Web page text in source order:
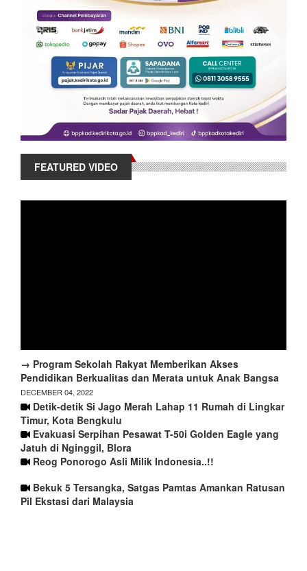
FEATURED VIDEO
→ Program Sekolah Rakyat Memberikan Akses
Pendidikan Berkualitas dan Merata untuk Anak Bangsa
DECEMBER 04, 2022
Detik-detik Si Jago Merah Lahap 11 Rumah di Lingkar
Timur, Kota Bengkulu
Evakuasi Serpihan Pesawat T-50i Golden Eagle yang
Jatuh di Nginggil, Blora
Reog Ponorogo Asli Milik Indonesia..!!
Bekuk 5 Tersangka, Satgas Pamtas Amankan Ratusan
Pil Ekstasi dari Malaysia